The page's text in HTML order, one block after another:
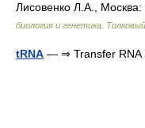
Лисовенко Л.А.,
биология и генетика.
tRNA — ⇒ Transfer